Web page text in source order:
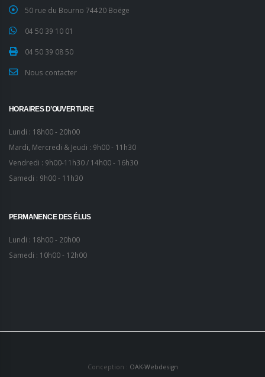
50 rue du Bourno 74420 Boëge
04 50 39 10 01
04 50 39 08 50
Nous contacter
HORAIRES D’OUVERTURE
Lundi : 18h00 - 20h00
Mardi, Mercredi & Jeudi : 9h00 - 11h30
Vendredi : 9h00-11h30 / 14h00 - 16h30
Samedi : 9h00 - 11h30
PERMANENCE DES ÉLUS
Lundi : 18h00 - 20h00
Samedi : 10h00 - 12h00
Conception : OAK-Webdesign